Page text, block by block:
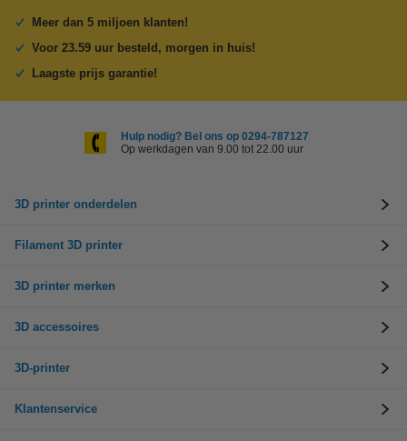
Meer dan 5 miljoen klanten!
Voor 23.59 uur besteld, morgen in huis!
Laagste prijs garantie!
Hulp nodig? Bel ons op 0294-787127
Op werkdagen van 9.00 tot 22.00 uur
3D printer onderdelen
Filament 3D printer
3D printer merken
3D accessoires
3D-printer
Klantenservice